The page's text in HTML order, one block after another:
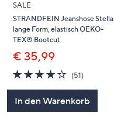
SALE
STRANDFEIN Jeanshose Stella
lange Form, elastisch OEKO-
TEX® Bootcut
€ 35,99
4.1
von
(51)51
In den Warenkorb